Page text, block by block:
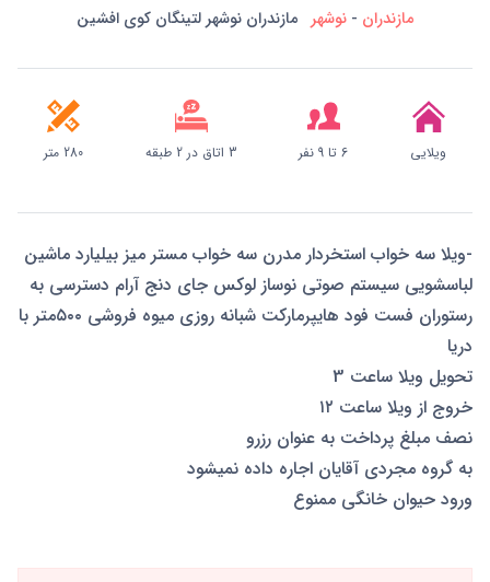
مازندران- نوشهرمازندران نوشهر لتینگان کوی افشین
ویلایی 6 تا 9 نفر 3 اتاق در 2 طبقه 280 متر
-ویلا سه خواب استخردار مدرن سه خواب مستر میز بیلیارد ماشین
لباسشویی سیستم صوتی نوساز لوکس جای دنج آرام دسترسی به
رستوران فست فود هایپرمارکت شبانه روزی میوه فروشی ۵۰۰متر با
دریا
تحویل ویلا ساعت 3
خروج از ویلا ساعت ۱۲
نصف مبلغ پرداخت به عنوان رزرو
به گروه مجردی آقایان اجاره داده نمیشود
ورود حیوان خانگی ممنوع